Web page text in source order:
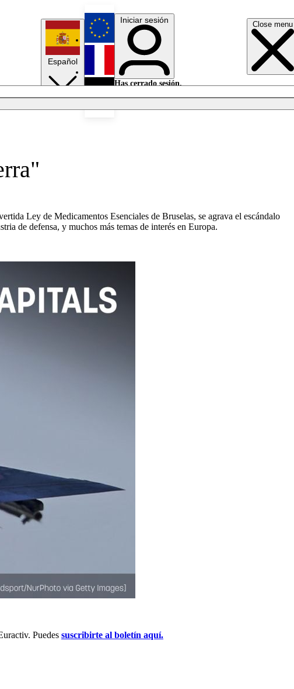
Close menu
Español
English
Français
Iniciar sesión
Has cerrado sesión.
Ley de Medicamentos Esenciales de Bruselas, se agrava el escándalo
de defensa, y muchos más temas de interés en Europa.
Puedes suscribirte al boletín aquí.